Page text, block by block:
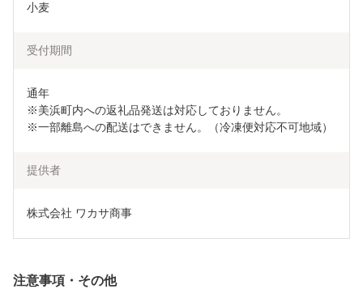
小麦
受付期間
通年
※美浜町内への返礼品発送は対応しておりません。
※一部離島への配送はできません。（冷凍便対応不可地域）
提供者
株式会社 ワカサ商事
注意事項・その他